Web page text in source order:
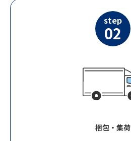
step
02
梱包・集荷